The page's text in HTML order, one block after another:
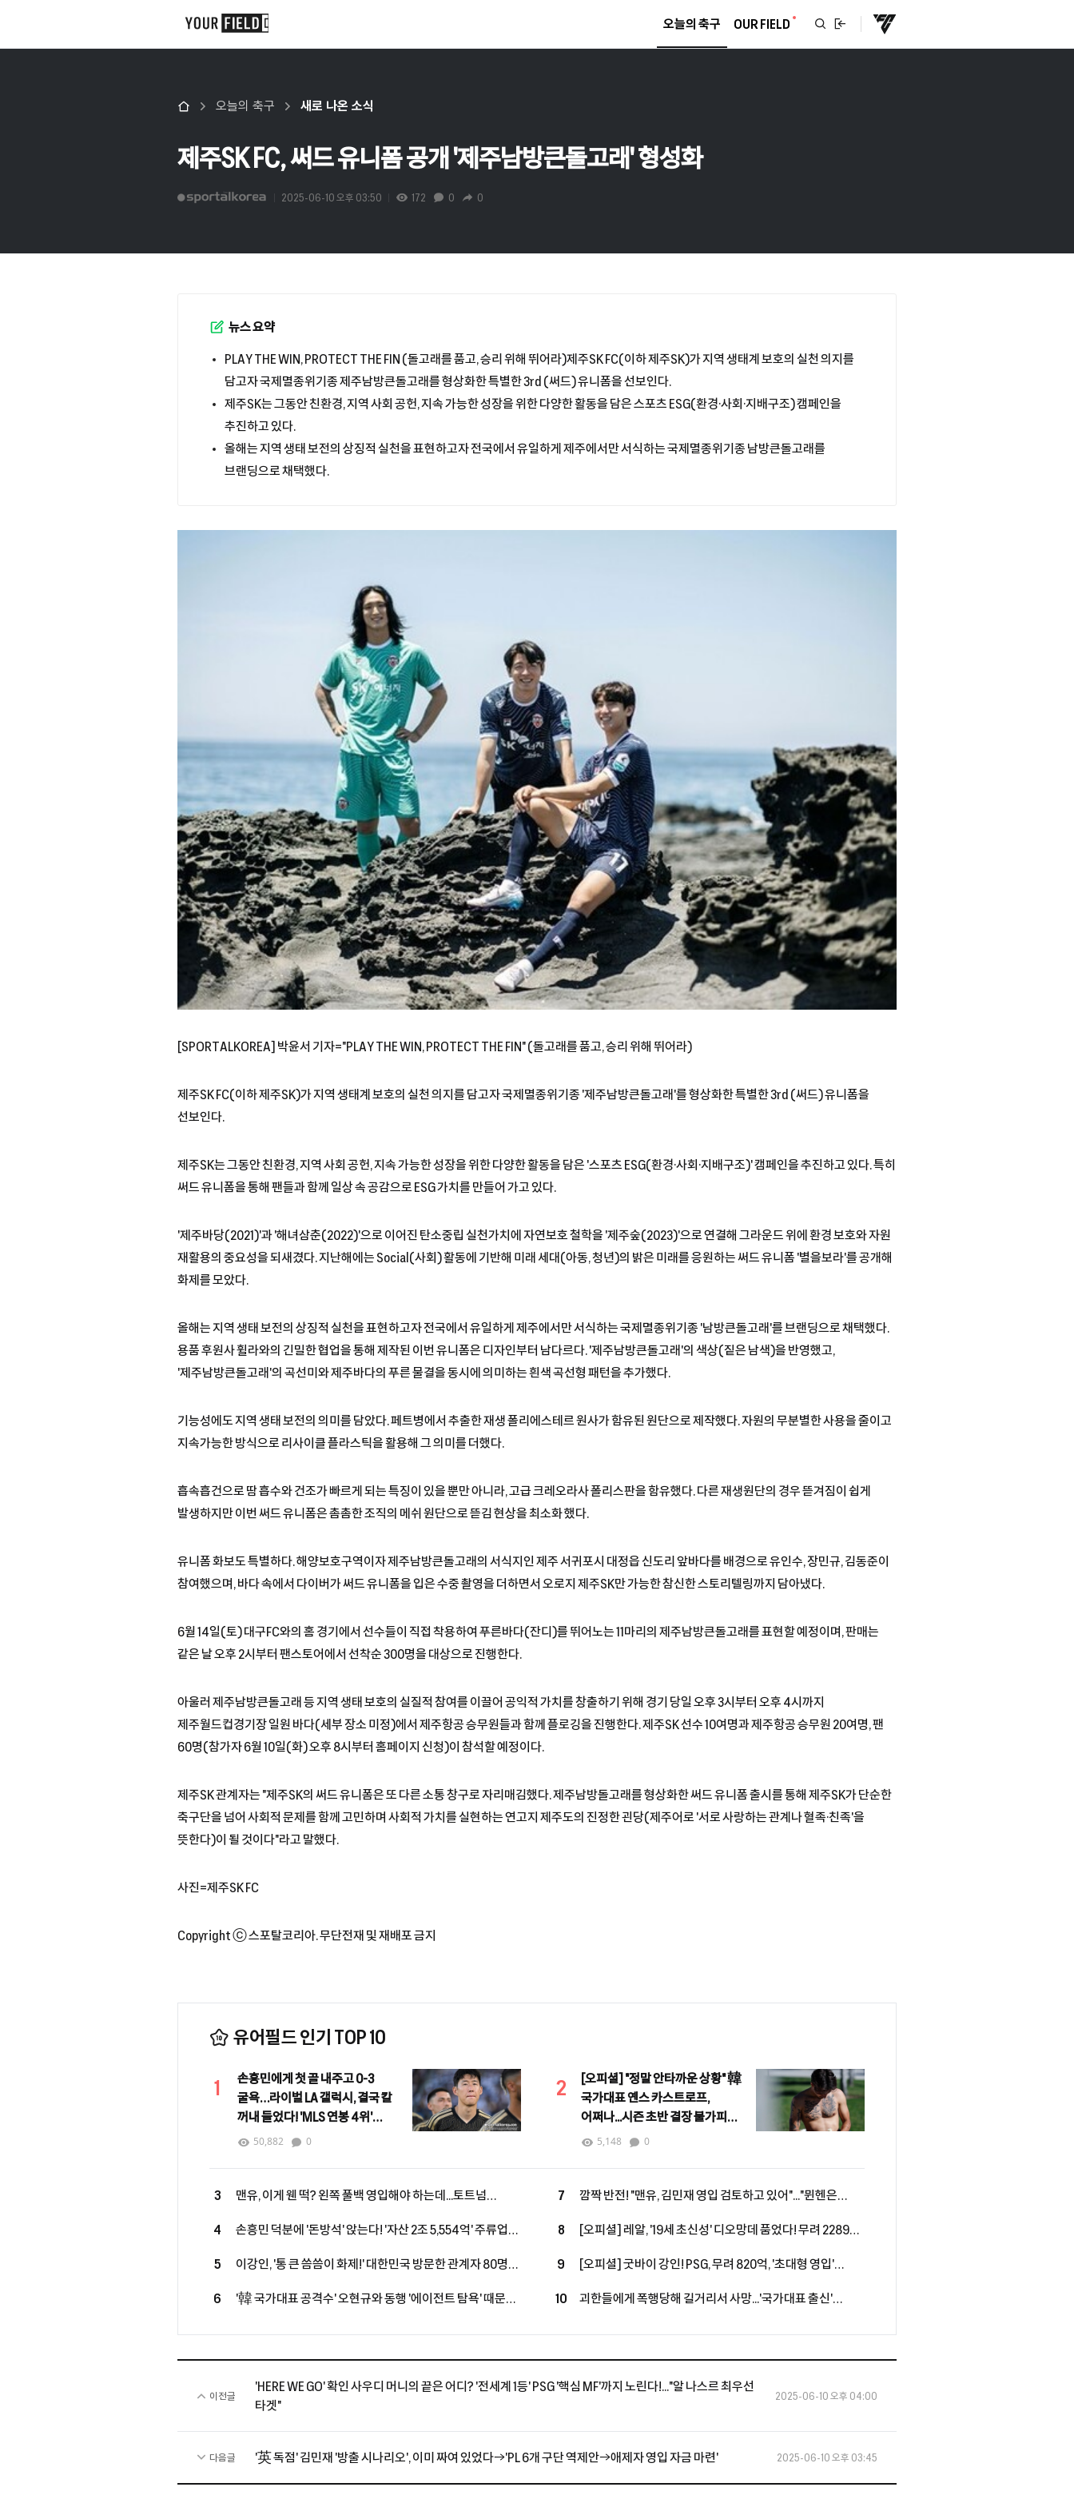
오늘의 축구 OUR FIELD
오늘의 축구 새로 나온 소식
제주SK FC, 써드 유니폼 공개 '제주남방큰돌고래' 형성화
2025-06-10 오후 03:50 172 0 0
뉴스 요약
PLAY THE WIN, PROTECT THE FIN (돌고래를 품고, 승리 위해 뛰어라)제주SK FC(이하 제주SK)가 지역 생태계 보호의 실천 의지를
담고자 국제멸종위기종 제주남방큰돌고래를 형상화한 특별한 3rd (써드) 유니폼을 선보인다.
제주SK는 그동안 친환경, 지역 사회 공헌, 지속 가능한 성장을 위한 다양한 활동을 담은 스포츠 ESG(환경·사회·지배구조) 캠페인을
추진하고 있다.
올해는 지역 생태 보전의 상징적 실천을 표현하고자 전국에서 유일하게 제주에서만 서식하는 국제멸종위기종 남방큰돌고래를
브랜딩으로 채택했다.
[SPORTALKOREA] 박윤서 기자="PLAY THE WIN, PROTECT THE FIN" (돌고래를 품고, 승리 위해 뛰어라)
제주SK FC(이하 제주SK)가 지역 생태계 보호의 실천 의지를 담고자 국제멸종위기종 '제주남방큰돌고래'를 형상화한 특별한 3rd (써드) 유니폼을
선보인다.
제주SK는 그동안 친환경, 지역 사회 공헌, 지속 가능한 성장을 위한 다양한 활동을 담은 '스포츠 ESG(환경·사회·지배구조)' 캠페인을 추진하고 있다. 특히
써드 유니폼을 통해 팬들과 함께 일상 속 공감으로 ESG 가치를 만들어 가고 있다.
'제주바당(2021)'과 '해녀삼춘(2022)'으로 이어진 탄소중립 실천가치에 자연보호 철학을 '제주숲(2023)'으로 연결해 그라운드 위에 환경 보호와 자원
재활용의 중요성을 되새겼다. 지난해에는 Social(사회) 활동에 기반해 미래 세대(아동, 청년)의 밝은 미래를 응원하는 써드 유니폼 '별을보라'를 공개해
화제를 모았다.
올해는 지역 생태 보전의 상징적 실천을 표현하고자 전국에서 유일하게 제주에서만 서식하는 국제멸종위기종 '남방큰돌고래'를 브랜딩으로 채택했다.
용품 후원사 휠라와의 긴밀한 협업을 통해 제작된 이번 유니폼은 디자인부터 남다르다. '제주남방큰돌고래'의 색상(짙은 남색)을 반영했고,
'제주남방큰돌고래'의 곡선미와 제주바다의 푸른 물결을 동시에 의미하는 흰색 곡선형 패턴을 추가했다.
기능성에도 지역 생태 보전의 의미를 담았다. 페트병에서 추출한 재생 폴리에스테르 원사가 함유된 원단으로 제작했다. 자원의 무분별한 사용을 줄이고
지속가능한 방식으로 리사이클 플라스틱을 활용해 그 의미를 더했다.
흡속흡건으로 땀 흡수와 건조가 빠르게 되는 특징이 있을 뿐만 아니라, 고급 크레오라사 폴리스판을 함유했다. 다른 재생원단의 경우 뜯겨짐이 쉽게
발생하지만 이번 써드 유니폼은 촘촘한 조직의 메쉬 원단으로 뜯김 현상을 최소화 했다.
유니폼 화보도 특별하다. 해양보호구역이자 제주남방큰돌고래의 서식지인 제주 서귀포시 대정읍 신도리 앞바다를 배경으로 유인수, 장민규, 김동준이
참여했으며, 바다 속에서 다이버가 써드 유니폼을 입은 수중 촬영을 더하면서 오로지 제주SK만 가능한 참신한 스토리텔링까지 담아냈다.
6월 14일(토) 대구FC와의 홈 경기에서 선수들이 직접 착용하여 푸른바다(잔디)를 뛰어노는 11마리의 제주남방큰돌고래를 표현할 예정이며, 판매는
같은 날 오후 2시부터 팬스토어에서 선착순 300명을 대상으로 진행한다.
아울러 제주남방큰돌고래 등 지역 생태 보호의 실질적 참여를 이끌어 공익적 가치를 창출하기 위해 경기 당일 오후 3시부터 오후 4시까지
제주월드컵경기장 일원 바다(세부 장소 미정)에서 제주항공 승무원들과 함께 플로깅을 진행한다. 제주SK 선수 10여명과 제주항공 승무원 20여명, 팬
60명(참가자 6월 10일(화) 오후 8시부터 홈페이지 신청)이 참석할 예정이다.
제주SK 관계자는 "제주SK의 써드 유니폼은 또 다른 소통 창구로 자리매김했다. 제주남방돌고래를 형상화한 써드 유니폼 출시를 통해 제주SK가 단순한
축구단을 넘어 사회적 문제를 함께 고민하며 사회적 가치를 실현하는 연고지 제주도의 진정한 괸당(제주어로 '서로 사랑하는 관계나 혈족·친족'을
뜻한다)이 될 것이다"라고 말했다.
사진=제주SK FC
Copyright ⓒ 스포탈코리아. 무단전재 및 재배포 금지
유어필드 인기 TOP 10
1
손흥민에게 첫 골 내주고 0-3
굴욕…라이벌 LA 갤럭시, 결국 칼
꺼내 들었다! 'MLS 연봉 4위'
로사노 영입 임박
50,882 0
2
[오피셜] "정말 안타까운 상황" 韓
국가대표 옌스 카스트로프,
어쩌나...시즌 초반 결장 불가피
"당분간 출전 어려울 것"
5,148 0
3
맨유, 이게 웬 떡? 왼쪽 풀백 영입해야 하는데...토트넘
4
손흥민 덕분에 '돈방석' 앉는다! '자산 2조 5,554억' 주류업계
5
이강인, '통 큰 씀씀이 화제!' 대한민국 방문한 관계자 80명
훔치고 있다" 호평
6
'韓 국가대표 공격수' 오현규와 동행 '에이전트 탐욕' 때문에
7
깜짝 반전! "맨유, 김민재 영입 검토하고 있어"..."뮌헨은
8
[오피셜] 레알, '19세 초신성' 디오망데 품었다! 무려 2289억
'괴물 공격진' 구축
9
[오피셜] 굿바이 강인! PSG, 무려 820억, '초대형 영입'
체결, 'LEE 대체 유력'
10
괴한들에게 폭행당해 길거리서 사망...'국가대표 출신'
이전글
'HERE WE GO' 확인 사우디 머니의 끝은 어디? '전세계 1등' PSG '핵심 MF'까지 노린다!..."알 나스르 최우선
타겟"
2025-06-10 오후 04:00
다음글 '英 독점' 김민재 '방출 시나리오', 이미 짜여 있었다→'PL 6개 구단 역제안→애제자 영입 자금 마련' 2025-06-10 오후 03:45